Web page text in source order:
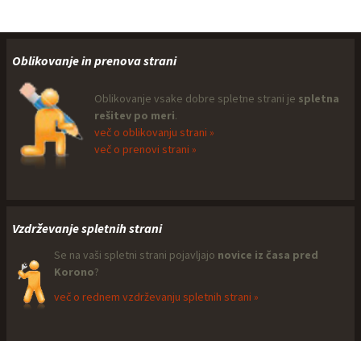
Oblikovanje in prenova strani
Oblikovanje vsake dobre spletne strani je spletna
rešitev po meri.
več o oblikovanju strani »
več o prenovi strani »
Vzdrževanje spletnih strani
Se na vaši spletni strani pojavljajo novice iz časa pred
Korono?
več o rednem vzdrževanju spletnih strani »